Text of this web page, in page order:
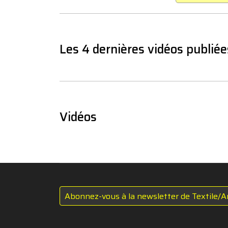
Les 4 dernières vidéos
Vidéos
Abonnez-vous à la newsletter de Textile/